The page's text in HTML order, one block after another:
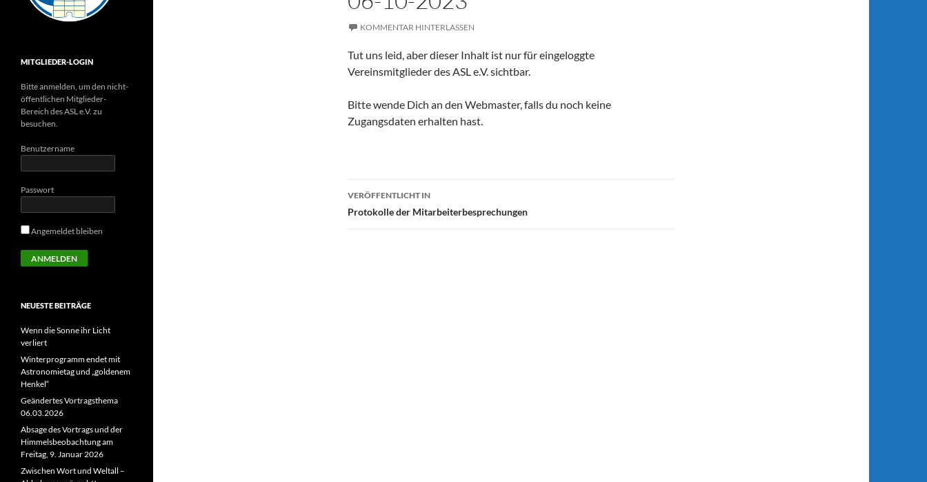
KOMMENTAR HINTERLASSEN
Tut uns leid, aber dieser Inhalt ist nur für eingeloggte
Vereinsmitglieder des ASL e.V. sichtbar.
Bitte wende Dich an den Webmaster, falls du noch keine
Zugangsdaten erhalten hast.
Beitragsnavigation
VERÖFFENTLICHT IN
Protokolle der Mitarbeiterbesprechungen
MITGLIEDER-LOGIN
Bitte anmelden, um den nicht-
öffentlichen Mitglieder-
Bereich des ASL e.V. zu
besuchen.
Benutzername
Passwort
Angemeldet bleiben
NEUESTE BEITRÄGE
Wenn die Sonne ihr Licht
verliert
Winterprogramm endet mit
Astronomietag und „goldenem
Henkel“
Geändertes Vortragsthema
06.03.2026
Absage des Vortrags und der
Himmelsbeobachtung am
Freitag, 9. Januar 2026
Zwischen Wort und Weltall –